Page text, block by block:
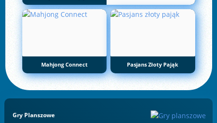
Mahjong Connect Pasjans Złoty Pająk
Gry Planszowe